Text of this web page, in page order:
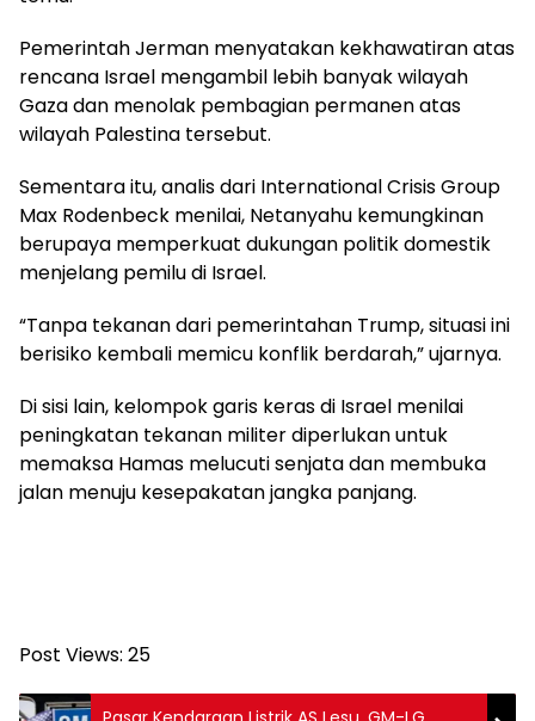
Pemerintah Jerman menyatakan kekhawatiran atas
rencana Israel mengambil lebih banyak wilayah
Gaza dan menolak pembagian permanen atas
wilayah Palestina tersebut.
Sementara itu, analis dari International Crisis Group
Max Rodenbeck menilai, Netanyahu kemungkinan
berupaya memperkuat dukungan politik domestik
menjelang pemilu di Israel.
“Tanpa tekanan dari pemerintahan Trump, situasi ini
berisiko kembali memicu konflik berdarah,” ujarnya.
Di sisi lain, kelompok garis keras di Israel menilai
peningkatan tekanan militer diperlukan untuk
memaksa Hamas melucuti senjata dan membuka
jalan menuju kesepakatan jangka panjang.
Post Views: 25